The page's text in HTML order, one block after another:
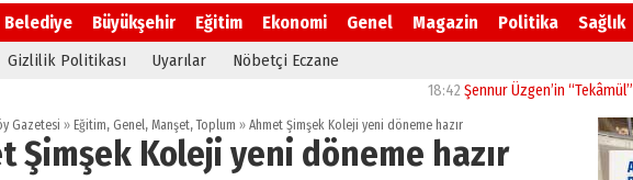
Belediye Büyükşehir Eğitim Ekonomi Genel Magazin Politika Sağlık
Gizlilik Politikası Uyarılar Nöbetçi Eczane
Şennur Üzgen’in “Tekâmül” Eseri
Gazetesi » Eğitim, Genel, Manşet,Toplum » Ahmet Şimşek Koleji yeni döneme hazır
Şimşek Koleji yeni döneme hazır